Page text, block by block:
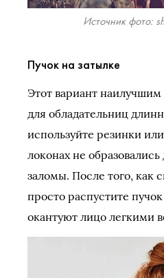
Источник фото:
Пучок на затылке
Этот вариант
для обладательниц
используйте резинки
локонах не
заломы. После того, как
просто распустите
окантуют лицо легкими